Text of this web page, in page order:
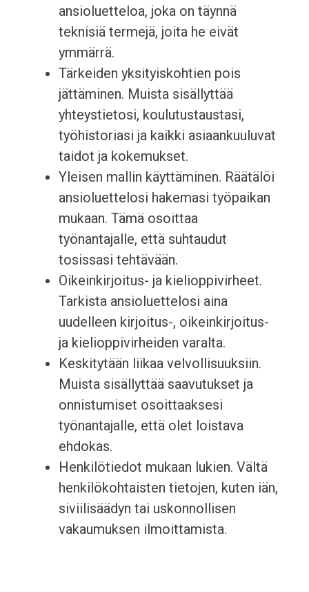
ansioluetteloa, joka on täynnä
teknisiä termejä, joita he eivät
ymmärrä.
Tärkeiden yksityiskohtien pois
jättäminen. Muista sisällyttää
yhteystietosi, koulutustaustasi,
työhistoriasi ja kaikki asiaankuuluvat
taidot ja kokemukset.
Yleisen mallin käyttäminen. Räätälöi
ansioluettelosi hakemasi työpaikan
mukaan. Tämä osoittaa
työnantajalle, että suhtaudut
tosissasi tehtävään.
Oikeinkirjoitus- ja kielioppivirheet.
Tarkista ansioluettelosi aina
uudelleen kirjoitus-, oikeinkirjoitus-
ja kielioppivirheiden varalta.
Keskitytään liikaa velvollisuuksiin.
Muista sisällyttää saavutukset ja
onnistumiset osoittaaksesi
työnantajalle, että olet loistava
ehdokas.
Henkilötiedot mukaan lukien. Vältä
henkilökohtaisten tietojen, kuten iän,
siviilisäädyn tai uskonnollisen
vakaumuksen ilmoittamista.